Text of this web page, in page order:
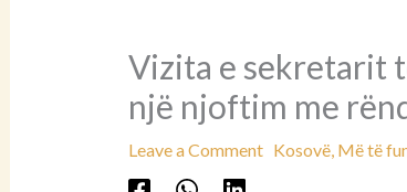
Vizita e sekretarit
një njoftim me
Leave a Comment Kosovë, Më të